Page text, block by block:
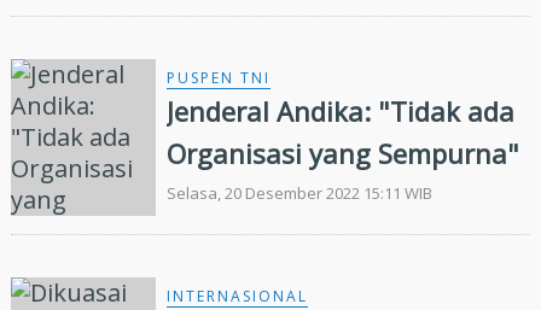
Integritas
PUSPEN TNI
Jenderal Andika: "Tidak ada
Organisasi yang Sempurna"
Selasa, 20 Desember 2022 15:11 WIB
INTERNASIONAL